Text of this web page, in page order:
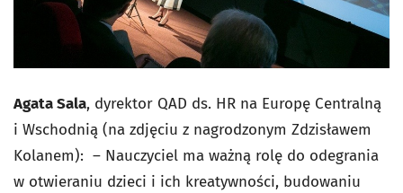
Agata Sala, dyrektor QAD ds. HR na Europę Centralną
i Wschodnią (na zdjęciu z nagrodzonym Zdzisławem
Kolanem): – Nauczyciel ma ważną rolę do odegrania
w otwieraniu dzieci i ich kreatywności, budowaniu